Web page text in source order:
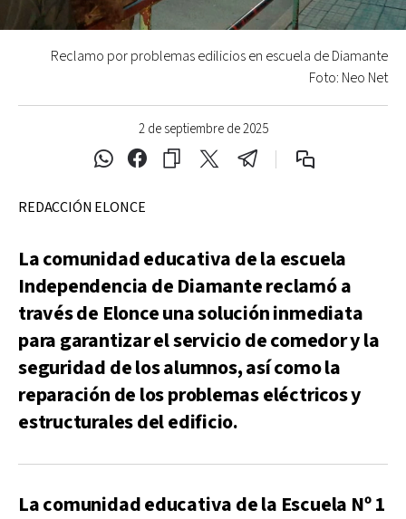
2 de septiembre de 2025
Reclamo por problemas edilicios en escuela de Diamante
Foto: Neo Net
REDACCIÓN ELONCE
La comunidad educativa de la escuela
Independencia de Diamante reclamó a
través de Elonce una solución inmediata
para garantizar el servicio de comedor y la
seguridad de los alumnos, así como la
reparación de los problemas eléctricos y
estructurales del edificio.
La comunidad educativa de la Escuela Nº 1